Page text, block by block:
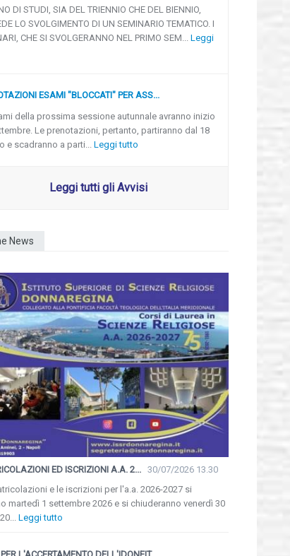
DI STUDI, SIA DEL TRIENNIO CHE DEL BIENNIO,
LO SVOLGIMENTO DI UN SEMINARIO TEMATICO. I
CHE SI SVOLGERANNO NEL PRIMO SEM... Leggi
ESAMI "BLOCCATI" PER ASS...
della prossima sessione autunnale avranno inizio
Le prenotazioni, pertanto, partiranno dal 18
e scadranno a parti...Leggi tutto
Leggi tutti gli Avvisi
News
ED ISCRIZIONI A.A. 2...
30/07/2026 13.30
e le iscrizioni per l'a.a. 2026-2027 si
martedì 1 settembre 2026 e si chiuderanno venerdì 30
Leggi tutto